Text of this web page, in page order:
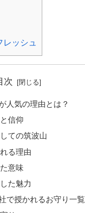
レッシュ
次
人気の理由とは？
信仰
ての筑波山
る理由
意味
た魅力
で授かれるお守り一覧